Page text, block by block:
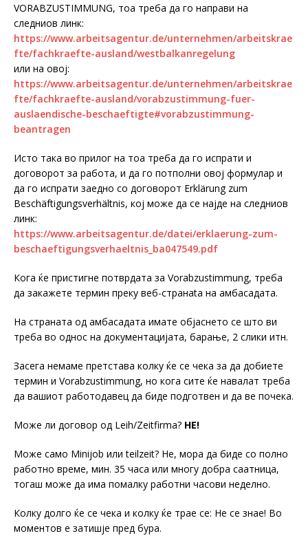
VORABZUSTIMMUNG, тоа треба да го направи на
следниов линк:
https://www.arbeitsagentur.de/unternehmen/arbeitskrae
fte/fachkraefte-ausland/westbalkanregelung
или на овој:
https://www.arbeitsagentur.de/unternehmen/arbeitskrae
fte/fachkraefte-ausland/vorabzustimmung-fuer-
auslaendische-beschaeftigte#vorabzustimmung-
beantragen
Исто така во прилог на тоа треба да го испрати и
договорот за работа, и да го потполни овој формулар и
да го испрати заедно со договорот Erklärung zum
Beschäftigungsverhältnis, кој може да се најде на следниов
линк:
https://www.arbeitsagentur.de/datei/erklaerung-zum-
beschaeftigungsverhaeltnis_ba047549.pdf
Кога ќе пристигне потврдата за Vorabzustimmung, треба
да закажете термин преку веб-странata на aмбасадата.
На страната од амбасадата имате објаснето се што ви
треба во однос на документацијата, барање, 2 слики итн.
Засега немаме претстава колку ќе се чека за да добиете
термин и Vorabzustimmung, но кога сите ќе навалат треба
да вашиот работодавец да биде подготвен и да ве почека.
Може ли договор од Leih/Zeitfirma? НЕ!
Може само Minijob или teilzeit? Не, мора да биде со полно
работно време, мин. 35 часа или многу добра саатница,
тогаш може да има помалку работни часови неделно.
Колку долго ќе се чека и колку ќе трае се: Не се знае! Во
моментов е затишје пред бура.